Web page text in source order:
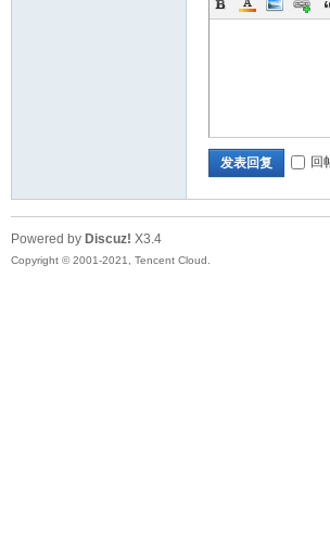
发表回复 回
Powered by Discuz! X3.4
Copyright © 2001-2021, Tencent Cloud.